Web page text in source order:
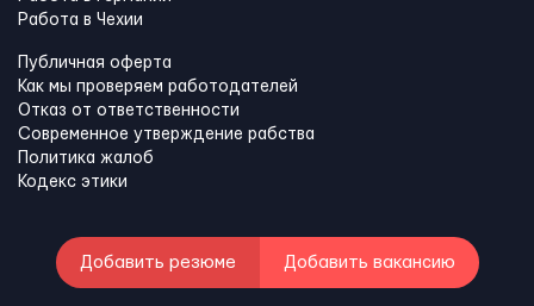
Работа в Чехии
Публичная оферта
Как мы проверяем работодателей
Отказ от ответственности
Современное утверждение рабства
Политика жалоб
Кодекс этики
Добавить резюме Добавить вакансию